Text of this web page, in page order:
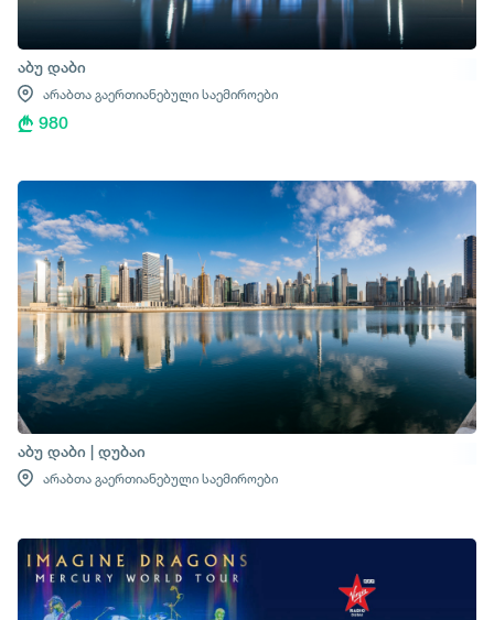
აბუ დაბი
არაბთა გაერთიანებული საემიროები
980
აბუ დაბი | დუბაი
არაბთა გაერთიანებული საემიროები